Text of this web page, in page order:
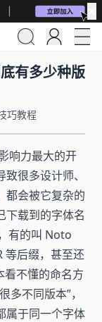
有多少种版
巧教程
响力最大的开
很多设计师、
都会被它复杂的
下载到的字体名
有的叫 Noto
等后缀，甚至还
看不懂的命名方
多不同版本”，
属于同一个字体